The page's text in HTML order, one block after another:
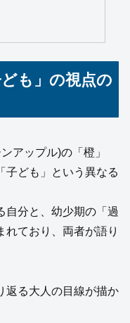
も」の視点の
アップル)の「橙」
子ども」という異なる
自分と、幼少期の「過
れており、両者が語り
返る大人の目線が描か